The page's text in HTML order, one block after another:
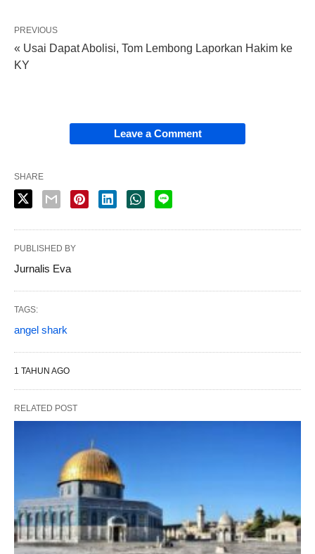
PREVIOUS
« Usai Dapat Abolisi, Tom Lembong Laporkan Hakim ke
KY
Leave a Comment
SHARE
PUBLISHED BY
Jurnalis Eva
TAGS:
angel shark
1 TAHUN AGO
RELATED POST